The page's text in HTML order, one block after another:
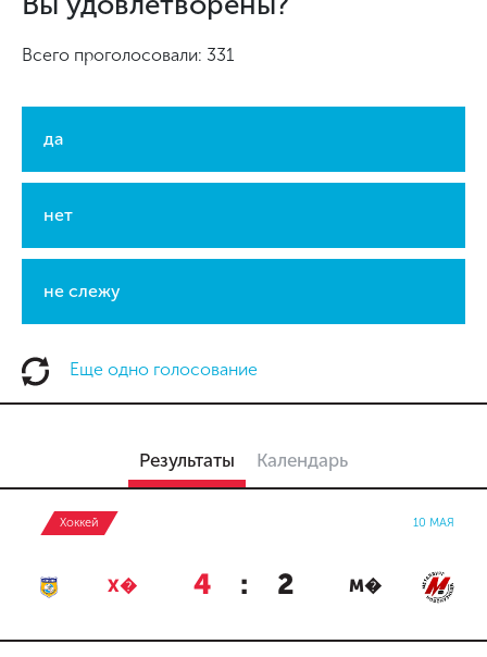
Всего проголосовали: 331
да
нет
не слежу
Еще одно голосование
Результаты Календарь
Хоккей 10 МАЯ
Х� 4 : 2 М�